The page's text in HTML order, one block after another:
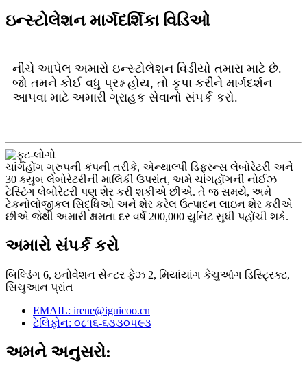
ઇન્સ્ટોલેશન માર્ગદર્શિકા વિડિઓ
નીચે આપેલ અમારો ઇન્સ્ટોલેશન વિડીયો તમારા માટે છે.
જો તમને કોઈ વધુ પ્રશ્ન હોય, તો કૃપા કરીને માર્ગદર્શન
આપવા માટે અમારી ગ્રાહક સેવાનો સંપર્ક કરો.
ચાંગહોંગ ગ્રુપની કંપની તરીકે, એન્થાલ્પી ડિફરન્સ લેબોરેટરી અને
30 ક્યુબ લેબોરેટરીની માલિકી ઉપરાંત, અમે ચાંગહોંગની નોઈઝ
ટેસ્ટિંગ લેબોરેટરી પણ શેર કરી શકીએ છીએ. તે જ સમયે, અમે
ટેકનોલોજીકલ સિદ્ધિઓ અને શેર કરેલ ઉત્પાદન લાઇન શેર કરીએ
છીએ જેથી અમારી ક્ષમતા દર વર્ષે 200,000 યુનિટ સુધી પહોંચી શકે.
અમારો સંપર્ક કરો
બિલ્ડિંગ 6, ઇનોવેશન સેન્ટર ફેઝ 2, મિયાંયાંગ કેચુઆંગ ડિસ્ટ્રિક્ટ,
સિચુઆન પ્રાંત
EMAIL: irene@iguicoo.cn
ટેલિફોન: ૦૮૧૬-૬૩૩૦૫૯૩
અમને અનુસરો: